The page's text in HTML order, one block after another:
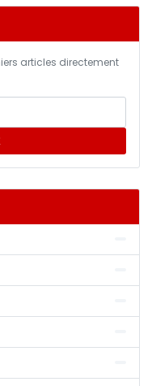
articles directement